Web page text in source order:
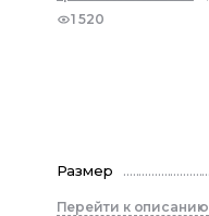
1 520
Размер
Перейти к описанию